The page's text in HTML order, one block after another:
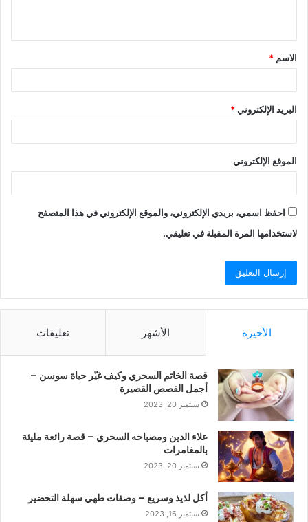
الاسم *
البريد الإلكتروني*
الموقع الإلكتروني
احفظ اسمي، بريدي الإلكتروني، والموقع الإلكتروني في هذا المتصفح
لاستخدامها المرة المقبلة في تعليقي.
الأخيرة الأشهر تعليقات
قصة الخاتم السحري وكيف غيّر حياة سوسن –
أجمل القصص القصيرة
سبتمبر 20, 2023
علاء الدين ومصباحه السحري – قصة رائعة مليئة
بالمغامرات
سبتمبر 20, 2023
أكل لذيذ وسريع – وصفات طهي سهلة التحضير
سبتمبر 16, 2023